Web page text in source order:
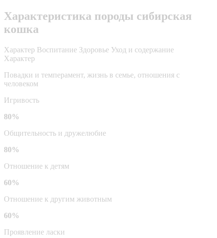
Характеристика породы сибирская
кошка
Характер Воспитание Здоровье Уход и содержание
Характер
Повадки и темперамент, жизнь в семье, отношения с
человеком
Игривость
80%
Общительность и дружелюбие
80%
Отношение к детям
60%
Отношение к другим животным
60%
Проявление ласки